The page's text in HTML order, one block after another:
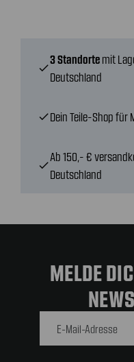
check
3 Standorte mit
Deutschland
checkDein Teile-Shop für
check
Ab 150,- €
Deutschland
MELDE